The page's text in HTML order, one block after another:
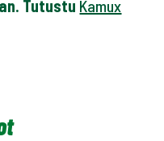
Tutustu Kamux